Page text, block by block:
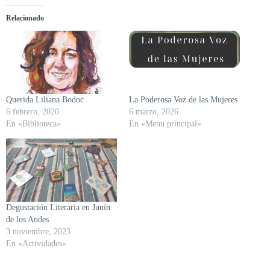
Relacionado
Querida Liliana Bodoc
6 febrero, 2020
En «Biblioteca»
La Poderosa Voz de las Mujeres
6 marzo, 2026
En «Menu principal»
Degustación Literaria en Junín
de los Andes
3 noviembre, 2023
En «Actividades»